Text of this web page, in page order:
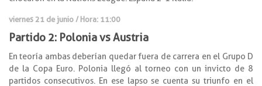
viernes 21 de junio / Hora: 11:00
Partido 2: Polonia vs Austria
En teoría ambas deberían quedar fuera de carrera en el Grupo D
de la Copa Euro. Polonia llegó al torneo con un invicto de 8
partidos consecutivos. En ese lapso se cuenta su triunfo en el